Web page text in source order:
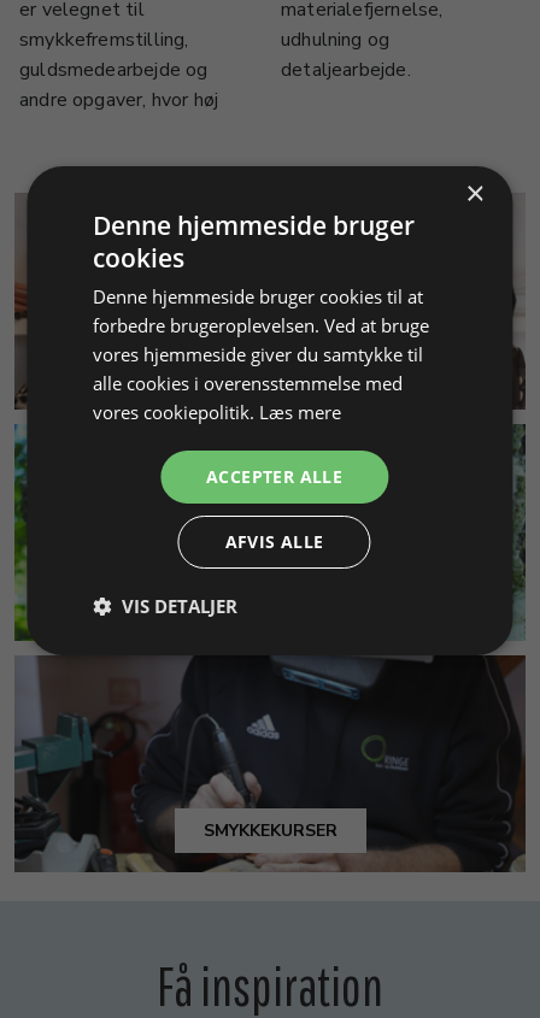
er velegnet til
smykkefremstilling,
guldsmedearbejde og
andre opgaver, hvor høj
materialefjernelse,
udhulning og
detaljearbejde.
KUNDESERVICE
MILJØ & BÆREDYGTIGHED
SMYKKEKURSER
Få inspiration
×
Denne hjemmeside bruger
cookies
Denne hjemmeside bruger cookies til at
forbedre brugeroplevelsen. Ved at bruge
vores hjemmeside giver du samtykke til
alle cookies i overensstemmelse med
vores cookiepolitik. Læs mere
ACCEPTER ALLE
AFVIS ALLE
VIS DETALJER